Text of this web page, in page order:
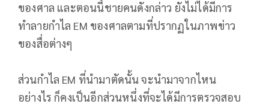
ของศาล และตอนนี้ชายคนดังกล่าว ยังไม่ได้มีการ
ทำลายกำไล EM ของศาลตามที่ปรากฏในภาพข่าว
ของสื่อต่างๆ
ส่วนกำไล EM ที่นำมาตัดนั้น จะนำมาจากไหน
อย่างไร ก็คงเป็นอีกส่วนหนึ่งที่จะได้มีการตรวจสอบ